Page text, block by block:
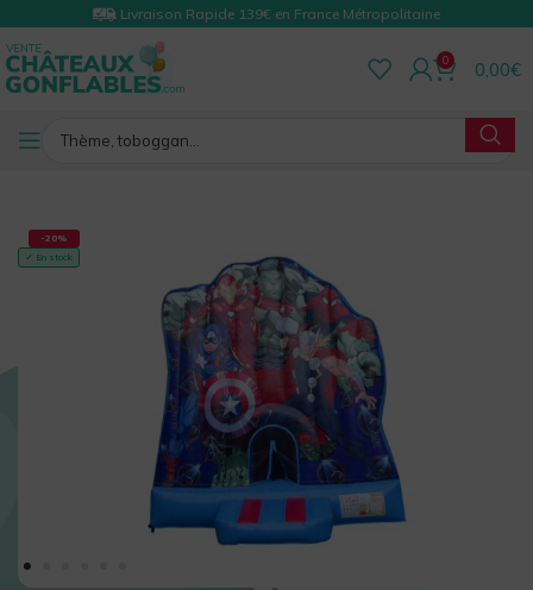
Livraison Rapide 139€ en France Métropolitaine
0 0,00€
-20%
✓ En stock